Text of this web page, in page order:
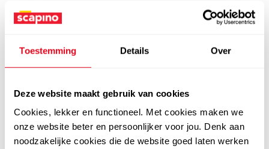
Toestemming Details Over
Deze website maakt gebruik van cookies
Cookies, lekker en functioneel. Met cookies maken we
onze website beter en persoonlijker voor jou. Denk aan
noodzakelijke cookies die de website goed laten werken